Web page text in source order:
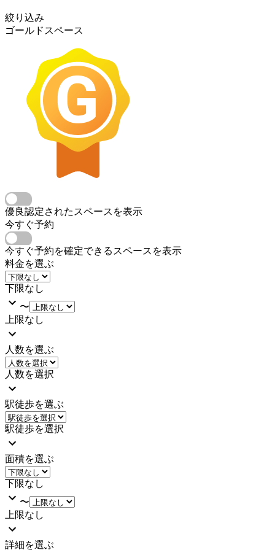
絞り込み
ゴールドスペース
優良認定されたスペースを表示
今すぐ予約
今すぐ予約を確定できるスペースを表示
料金を選ぶ
下限なし
〜
上限なし
人数を選ぶ
人数を選択
駅徒歩を選ぶ
駅徒歩を選択
面積を選ぶ
下限なし
〜
上限なし
詳細を選ぶ